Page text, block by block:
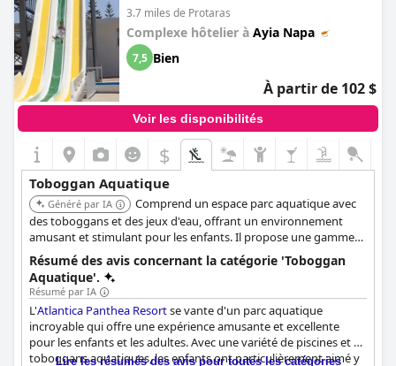
3.7 miles de Protaras
Complexe hôtelier à Ayia Napa
7,5 Bien
À partir de 102 $
Voir les disponibilités
$
Toboggan Aquatique
Généré par IA
Comprend un espace parc aquatique avec
des toboggans et des jeux d'eau, offrant un environnement
amusant et stimulant pour les enfants. Il propose une gamme
d'équipements et d'activités axés sur la famille, en plus de ses
installations de parc aquatique.
Résumé des avis concernant la catégorie 'Toboggan
Aquatique'.
Résumé par IA
L'Atlantica Panthea Resortse vante d'un parc aquatique
incroyable qui offre une expérience amusante et excellente
pour les enfants et les adultes. Avec une variété de piscines et de
toboggans aquatiques, les enfants ont particulièrement aimé y
Lire les résumés des avis pour toutes les catégories